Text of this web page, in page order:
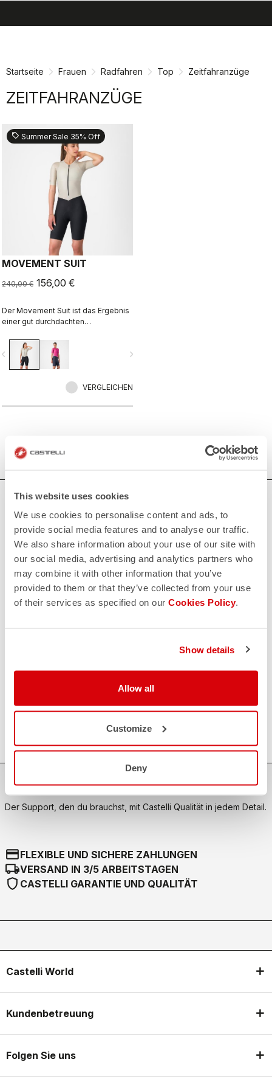
This website uses cookies
We use cookies to personalise content and ads, to
provide social media features and to analyse our traffic.
We also share information about your use of our site with
our social media, advertising and analytics partners who
may combine it with other information that you’ve
provided to them or that they’ve collected from your use
of their services as specified on our Cookies Policy.
Show details
Allow all
Customize
Deny
Startseite Frauen Radfahren Top Zeitfahranzüge
ZEITFAHRANZÜGE
sell Summer Sale 35% Off
MOVEMENT SUIT
240,00 € 156,00 €
Der Movement Suit ist das Ergebnis
einer gut durchdachten
auf die Bedürfnisse von
leistungsorientierten
Radsportlerinnen zugeschnitten ist.
navigate_next
VERGLEICHEN
BRAUCHEN SIE HILFE?
Wenn Sie Zweifel haben oder Unterstützung brauchen, keine
Sorge,wir sind für Sie da!
email
KONTAKT
Haben Sie eine Frage an uns?
quizHaben Sie noch weitere Fragen?
SICHER EINKAUFEN
Der Support, den du brauchst, mit Castelli Qualität in jedem Detail.
credit_cardFLEXIBLE UND SICHERE ZAHLUNGEN
local_shippingVERSAND IN 3/5 ARBEITSTAGEN
shield CASTELLI GARANTIE UND QUALITÄT
Castelli World
Kundenbetreuung
Folgen Sie uns